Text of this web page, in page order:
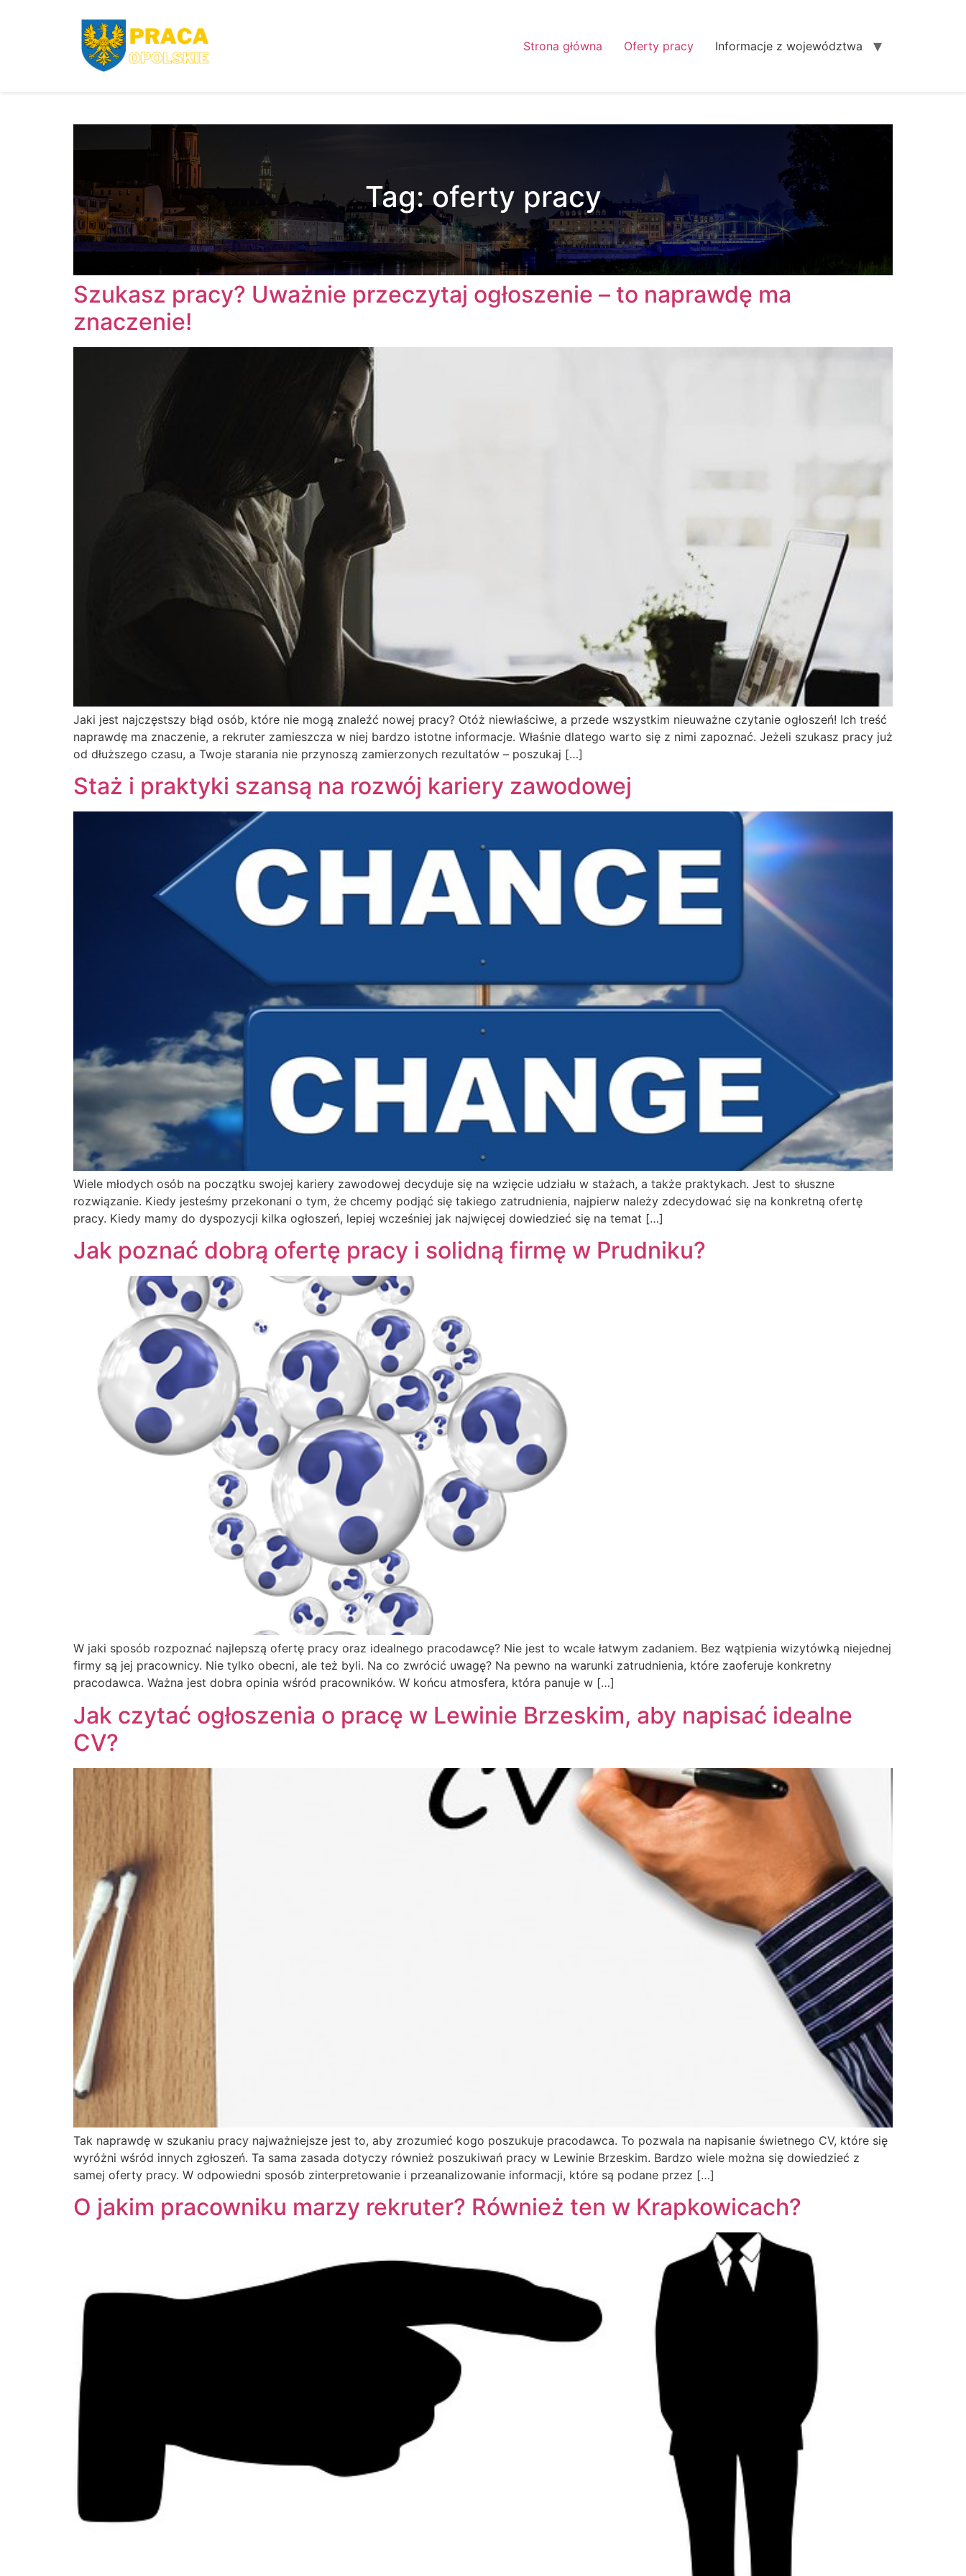
Strona główna Oferty pracy Informacje z województwa
Tag:oferty pracy
Szukasz pracy? Uważnie przeczytaj ogłoszenie – to naprawdę ma
znaczenie!
Jaki jest najczęstszy błąd osób, które nie mogą znaleźć nowej pracy? Otóż niewłaściwe, a przede wszystkim nieuważne czytanie ogłoszeń! Ich treść
naprawdę ma znaczenie, a rekruter zamieszcza w niej bardzo istotne informacje. Właśnie dlatego warto się z nimi zapoznać. Jeżeli szukasz pracy już
od dłuższego czasu, a Twoje starania nie przynoszą zamierzonych rezultatów – poszukaj […]
Staż i praktyki szansą na rozwój kariery zawodowej
Wiele młodych osób na początku swojej kariery zawodowej decyduje się na wzięcie udziału w stażach, a także praktykach. Jest to słuszne
rozwiązanie. Kiedy jesteśmy przekonani o tym, że chcemy podjąć się takiego zatrudnienia, najpierw należy zdecydować się na konkretną ofertę
pracy. Kiedy mamy do dyspozycji kilka ogłoszeń, lepiej wcześniej jak najwięcej dowiedzieć się na temat […]
Jak poznać dobrą ofertę pracy i solidną firmę w Prudniku?
W jaki sposób rozpoznać najlepszą ofertę pracy oraz idealnego pracodawcę? Nie jest to wcale łatwym zadaniem. Bez wątpienia wizytówką niejednej
firmy są jej pracownicy. Nie tylko obecni, ale też byli. Na co zwrócić uwagę? Na pewno na warunki zatrudnienia, które zaoferuje konkretny
pracodawca. Ważna jest dobra opinia wśród pracowników. W końcu atmosfera, która panuje w […]
Jak czytać ogłoszenia o pracę w Lewinie Brzeskim, aby napisać idealne
CV?
Tak naprawdę w szukaniu pracy najważniejsze jest to, aby zrozumieć kogo poszukuje pracodawca. To pozwala na napisanie świetnego CV, które się
wyróżni wśród innych zgłoszeń. Ta sama zasada dotyczy również poszukiwań pracy w Lewinie Brzeskim. Bardzo wiele można się dowiedzieć z
samej oferty pracy. W odpowiedni sposób zinterpretowanie i przeanalizowanie informacji, które są podane przez […]
O jakim pracowniku marzy rekruter? Również ten w Krapkowicach?